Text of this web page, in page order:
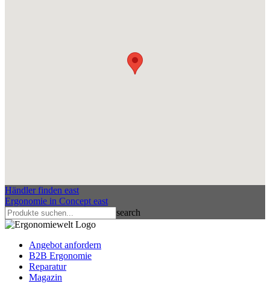
Händler finden east
Ergonomie in Concept east
search
Angebot anfordern
B2B Ergonomie
Reparatur
Magazin